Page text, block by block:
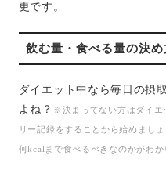
更です。
飲む量・食べる量の決め
ダイエット中なら毎日の摂
よね？ ※決まってない方はダイエ
リー記録をすることから始めまし
何kcalまで食べるべきなのかがわか